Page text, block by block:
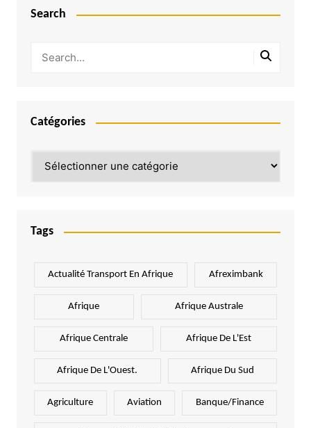
Search
Catégories
Tags
Actualité Transport En Afrique Afreximbank
Afrique Afrique Australe
Afrique Centrale Afrique De L'Est
Afrique De L'Ouest. Afrique Du Sud
Agriculture Aviation Banque/Finance